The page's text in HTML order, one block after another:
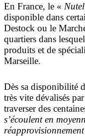
En France, le «
disponible dans
Destock ou le
quartiers dans
produits et de
Marseille.
Dès sa disponibilité
très vite dévalisés
traverser des
s’écoulent en